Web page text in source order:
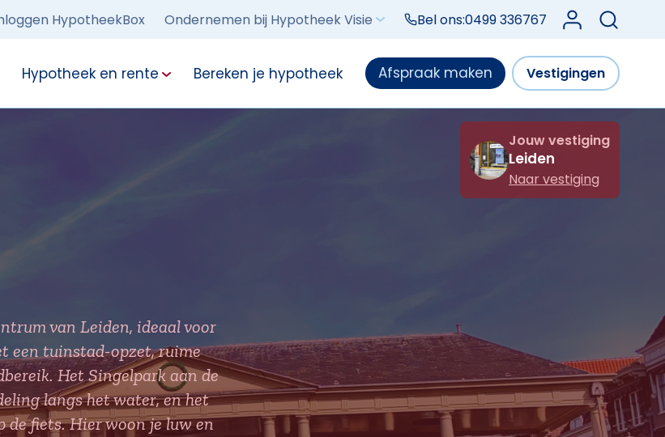
HypotheekBox Ondernemen bij Hypotheek Visie Bel ons:0499 336767 Log in bij Mijn
Hypotheek en rente Bereken je hypotheek Afspraak maken Vestigingen
Jouw vestiging
Leiden
Naar vestiging
van Leiden, ideaal voor
een tuinstad-opzet, ruime
Het Singelpark aan de
langs het water, en het
fiets. Hier woon je luw en